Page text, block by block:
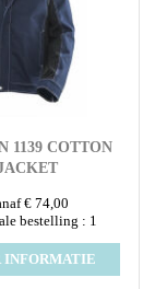
1139 COTTON
€ 74,00
bestelling : 1
INFORMATIE